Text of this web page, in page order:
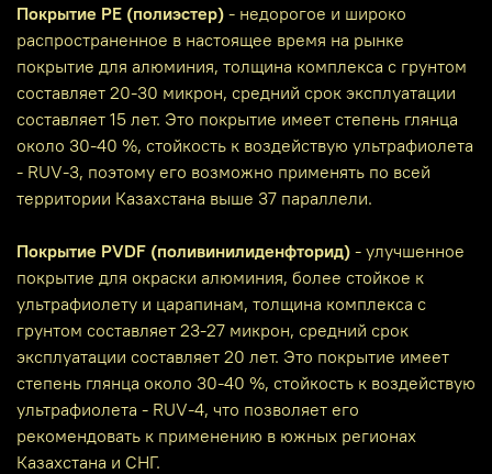
Покрытие PE (полиэстер) - недорогое и широко
распространенное в настоящее время на рынке
покрытие для алюминия, толщина комплекса с грунтом
составляет 20-30 микрон, средний срок эксплуатации
составляет 15 лет. Это покрытие имеет степень глянца
около 30-40 %, стойкость к воздействую ультрафиолета
- RUV-3, поэтому его возможно применять по всей
территории Казахстана выше 37 параллели.
Покрытие PVDF (поливинилиденфторид) - улучшенное
покрытие для окраски алюминия, более стойкое к
ультрафиолету и царапинам, толщина комплекса с
грунтом составляет 23-27 микрон, средний срок
эксплуатации составляет 20 лет. Это покрытие имеет
степень глянца около 30-40 %, стойкость к воздействую
ультрафиолета - RUV-4, что позволяет его
рекомендовать к применению в южных регионах
Казахстана и СНГ.